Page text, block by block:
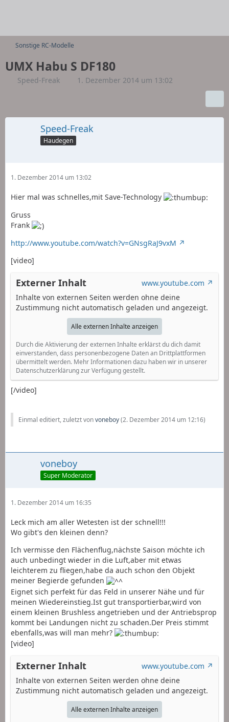
Sonstige RC-Modelle
UMX Habu S DF180
Speed-Freak 1. Dezember 2014 um 13:02
Speed-Freak
Haudegen
1. Dezember 2014 um 13:02
Hier mal was schnelles,mit Save-Technology
Gruss
Frank
http://www.youtube.com/watch?v=GNsgRaJ9vxM
[video]
Externer Inhalt
www.youtube.com
Inhalte von externen Seiten werden ohne deine
Zustimmung nicht automatisch geladen und angezeigt.
Alle externen Inhalte anzeigen
Durch die Aktivierung der externen Inhalte erklärst du dich damit
einverstanden, dass personenbezogene Daten an Drittplattformen
übermittelt werden. Mehr Informationen dazu haben wir in unserer
Datenschutzerklärung zur Verfügung gestellt.
[/video]
Einmal editiert, zuletzt vonvoneboy(2. Dezember 2014 um 12:16)
voneboy
Super Moderator
1. Dezember 2014 um 16:35
Leck mich am aller Wetesten ist der schnell!!!
Wo gibt's den kleinen denn?
Ich vermisse den Flächenflug,nächste Saison möchte ich
auch unbedingt wieder in die Luft,aber mit etwas
leichterem zu fliegen,habe da auch schon den Objekt
meiner Begierde gefunden
Eignet sich perfekt für das Feld in unserer Nähe und für
meinen Wiedereinstieg.Ist gut transportierbar,wird von
einem kleinen Brushless angetrieben und der Antriebsprop
kommt bei Landungen nicht zu schaden.Der Preis stimmt
ebenfalls,was will man mehr?
[video]
Externer Inhalt
www.youtube.com
Inhalte von externen Seiten werden ohne deine
Zustimmung nicht automatisch geladen und angezeigt.
Alle externen Inhalte anzeigen